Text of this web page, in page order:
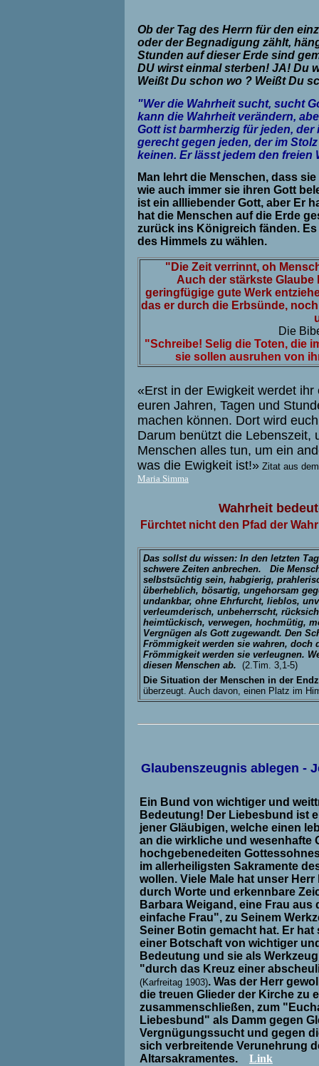
Ob der Tag des Herrn für den
oder der Begnadigung zählt,
Stunden auf dieser Erde sind
DU wirst einmal sterben! JA! Du
Weißt Du schon wo ? Weißt Du
"Wer die Wahrheit sucht, sucht
kann die Wahrheit verändern,
Gott ist barmherzig für jeden,
gerecht gegen jeden, der im
keinen. Er lässt jedem den freien
Man lehrt die Menschen, dass
wie auch immer sie ihren Gott
ist ein allliebender Gott, aber Er
hat die Menschen auf die Erde
zurück ins Königreich fänden.
des Himmels zu wählen.
"Die Zeit verrinnt, oh
Auch der stärkste
geringfügige gute Werk
das er durch die Erbsünde,
Die
"Schreibe! Selig die Toten, die
sie sollen ausruhen von
«Erst in der Ewigkeit werdet
euren Jahren, Tagen und
machen können. Dort wird
Darum benützt die Lebenszeit,
Menschen alles tun, um ein
was die Ewigkeit ist!» Zitat aus
Maria Simma
Wahrheit
Fürchtet nicht den Pfad der
Das sollst du wissen: In den letzten
schwere Zeiten anbrechen. Die
selbstsüchtig sein, habgierig,
überheblich, bösartig, ungehorsam
undankbar, ohne Ehrfurcht, lieblos,
verleumderisch, unbeherrscht,
heimtückisch, verwegen, hochmütig,
Vergnügen als Gott zugewandt. Den
Frömmigkeit werden sie wahren, doch
Frömmigkeit werden sie verleugnen.
diesen Menschen ab. (2.Tim. 3,1-5)
Die Situation der Menschen in der
überzeugt. Auch davon, einen Platz im
Glaubenszeugnis ablegen -
Ein Bund von wichtiger und
Bedeutung! Der Liebesbund ist
jener Gläubigen, welche einen
an die wirkliche und wesenhafte
hochgebenedeiten
im allerheiligsten Sakramente
wollen. Viele Male hat unser
durch Worte und erkennbare
Barbara Weigand, eine Frau aus
einfache Frau", zu Seinem
Seiner Botin gemacht hat. Er hat
einer Botschaft von wichtiger
Bedeutung und sie als
"durch das Kreuz einer
(Karfreitag 1903). Was der Herr
die treuen Glieder der Kirche zu
zusammenschließen, zum
Liebesbund" als Damm gegen
Vergnügungssucht und gegen
sich verbreitende Verunehrung
Altarsakramentes. Link